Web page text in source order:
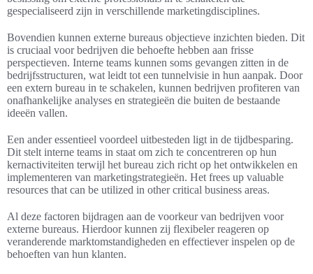
gespecialiseerd zijn in verschillende marketingdisciplines.
Bovendien kunnen externe bureaus objectieve inzichten bieden. Dit
is cruciaal voor bedrijven die behoefte hebben aan frisse
perspectieven. Interne teams kunnen soms gevangen zitten in de
bedrijfsstructuren, wat leidt tot een tunnelvisie in hun aanpak. Door
een extern bureau in te schakelen, kunnen bedrijven profiteren van
onafhankelijke analyses en strategieën die buiten de bestaande
ideeën vallen.
Een ander essentieel voordeel uitbesteden ligt in de tijdbesparing.
Dit stelt interne teams in staat om zich te concentreren op hun
kernactiviteiten terwijl het bureau zich richt op het ontwikkelen en
implementeren van marketingstrategieën. Het frees up valuable
resources that can be utilized in other critical business areas.
Al deze factoren bijdragen aan de voorkeur van bedrijven voor
externe bureaus. Hierdoor kunnen zij flexibeler reageren op
veranderende marktomstandigheden en effectiever inspelen op de
behoeften van hun klanten.